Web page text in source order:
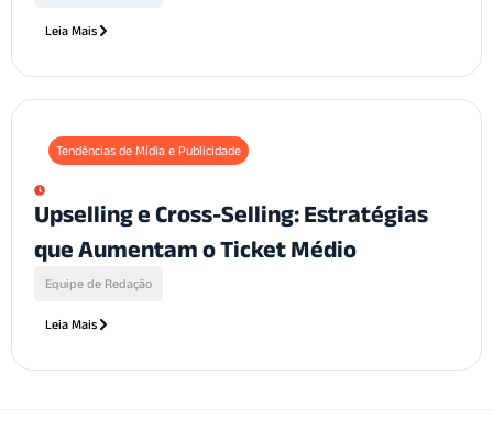
Leia Mais
Tendências de Mídia e Publicidade
Upselling e Cross-Selling: Estratégias
que Aumentam o Ticket Médio
Equipe de Redação
Leia Mais